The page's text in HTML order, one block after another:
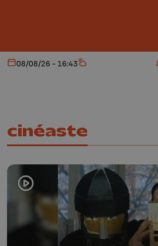
Aujourd'hui
08/08/26 - 16:43 Météo
cinéaste